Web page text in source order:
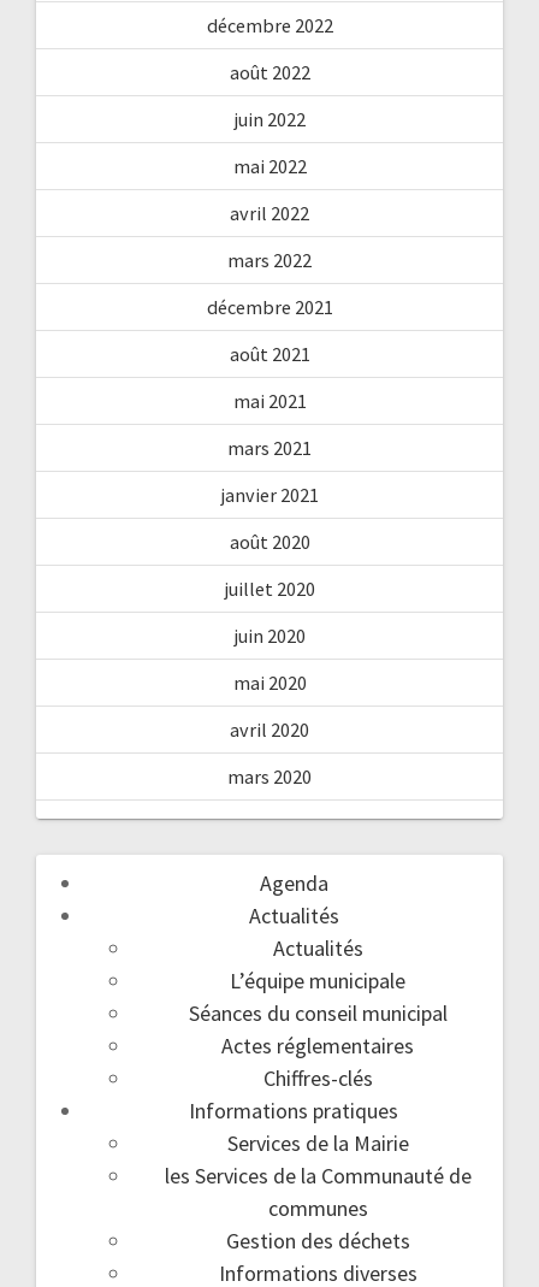
décembre 2022
août 2022
juin 2022
mai 2022
avril 2022
mars 2022
décembre 2021
août 2021
mai 2021
mars 2021
janvier 2021
août 2020
juillet 2020
juin 2020
mai 2020
avril 2020
mars 2020
Agenda
Actualités
Actualités
L’équipe municipale
Séances du conseil municipal
Actes réglementaires
Chiffres-clés
Informations pratiques
Services de la Mairie
les Services de la Communauté de
communes
Gestion des déchets
Informations diverses